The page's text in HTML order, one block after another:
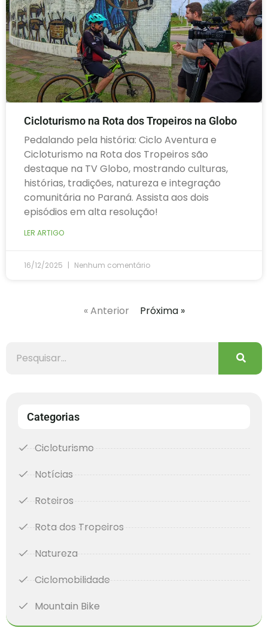
Cicloturismo na Rota dos Tropeiros na Globo
Pedalando pela história: Ciclo Aventura e
Cicloturismo na Rota dos Tropeiros são
destaque na TV Globo, mostrando culturas,
histórias, tradições, natureza e integração
comunitária no Paraná. Assista aos dois
episódios em alta resolução!
LER ARTIGO
16/12/2025 Nenhum comentário
« Anterior Próxima »
Categorias
Cicloturismo
Notícias
Roteiros
Rota dos Tropeiros
Natureza
Ciclomobilidade
Mountain Bike